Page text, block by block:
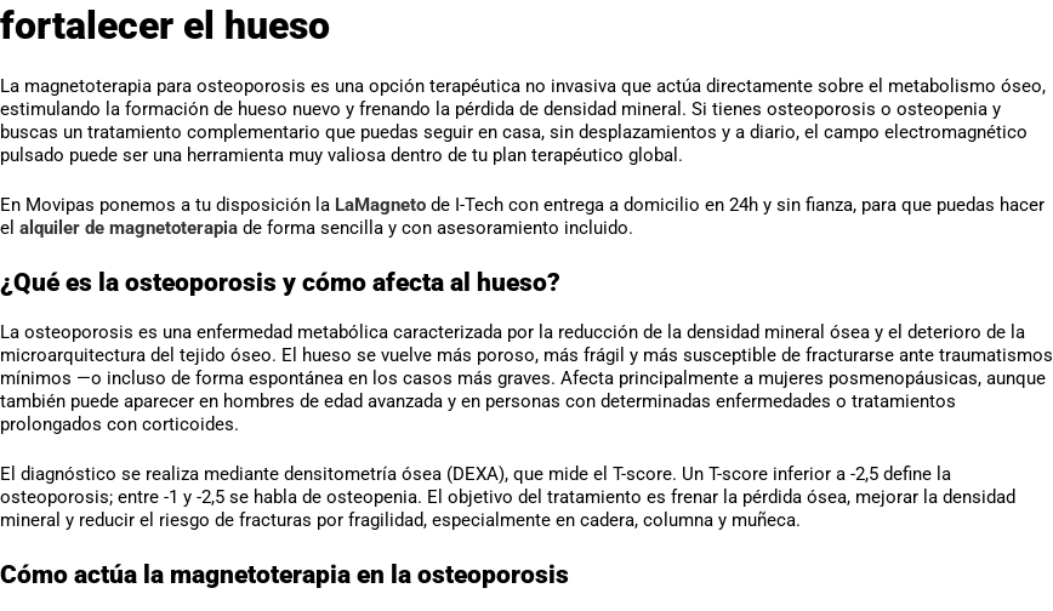
fortalecer el hueso
La magnetoterapia para osteoporosis es una opción terapéutica no invasiva que actúa directamente sobre el metabolismo óseo,
estimulando la formación de hueso nuevo y frenando la pérdida de densidad mineral. Si tienes osteoporosis o osteopenia y
buscas un tratamiento complementario que puedas seguir en casa, sin desplazamientos y a diario, el campo electromagnético
pulsado puede ser una herramienta muy valiosa dentro de tu plan terapéutico global.
En Movipas ponemos a tu disposición la LaMagneto de I-Tech con entrega a domicilio en 24h y sin fianza, para que puedas hacer
el alquiler de magnetoterapia de forma sencilla y con asesoramiento incluido.
¿Qué es la osteoporosis y cómo afecta al hueso?
La osteoporosis es una enfermedad metabólica caracterizada por la reducción de la densidad mineral ósea y el deterioro de la
microarquitectura del tejido óseo. El hueso se vuelve más poroso, más frágil y más susceptible de fracturarse ante traumatismos
mínimos —o incluso de forma espontánea en los casos más graves. Afecta principalmente a mujeres posmenopáusicas, aunque
también puede aparecer en hombres de edad avanzada y en personas con determinadas enfermedades o tratamientos
prolongados con corticoides.
El diagnóstico se realiza mediante densitometría ósea (DEXA), que mide el T-score. Un T-score inferior a -2,5 define la
osteoporosis; entre -1 y -2,5 se habla de osteopenia. El objetivo del tratamiento es frenar la pérdida ósea, mejorar la densidad
mineral y reducir el riesgo de fracturas por fragilidad, especialmente en cadera, columna y muñeca.
Cómo actúa la magnetoterapia en la osteoporosis